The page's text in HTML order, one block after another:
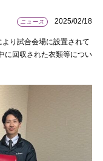
ニュース 2025/02/18
り試合会場に設置されて
に回収された衣類等につい